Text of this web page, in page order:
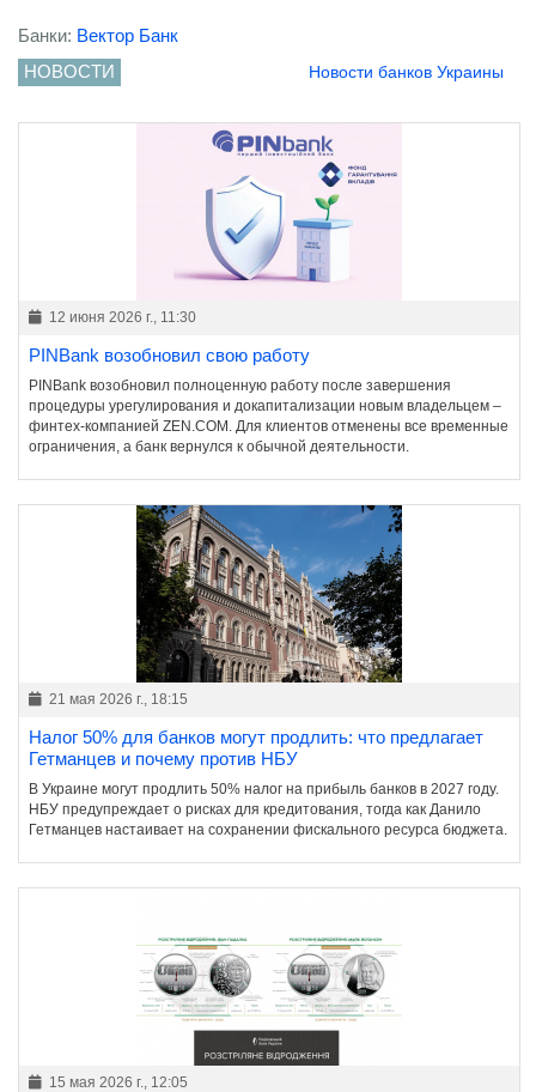
Банки: Вектор Банк
НОВОСТИ
Новости банков Украины
12 июня 2026 г., 11:30
PINBank возобновил свою работу
PINBank возобновил полноценную работу после завершения
процедуры урегулирования и докапитализации новым владельцем –
финтех-компанией ZEN.COM. Для клиентов отменены все временные
ограничения, а банк вернулся к обычной деятельности.
21 мая 2026 г., 18:15
Налог 50% для банков могут продлить: что предлагает
Гетманцев и почему против НБУ
В Украине могут продлить 50% налог на прибыль банков в 2027 году.
НБУ предупреждает о рисках для кредитования, тогда как Данило
Гетманцев настаивает на сохранении фискального ресурса бюджета.
15 мая 2026 г., 12:05